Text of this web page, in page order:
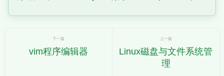
下一篇
vim程序编辑器
上一篇
Linux磁盘与文件系统管
理